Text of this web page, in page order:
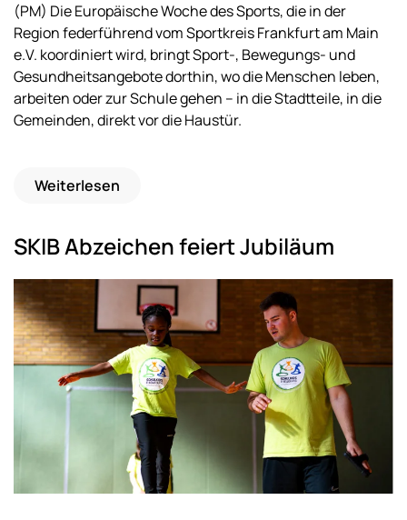
(PM) Die Europäische Woche des Sports, die in der
Region federführend vom Sportkreis Frankfurt am Main
e.V. koordiniert wird, bringt Sport-, Bewegungs- und
Gesundheitsangebote dorthin, wo die Menschen leben,
arbeiten oder zur Schule gehen – in die Stadtteile, in die
Gemeinden, direkt vor die Haustür.
Weiterlesen
SKIB Abzeichen feiert Jubiläum